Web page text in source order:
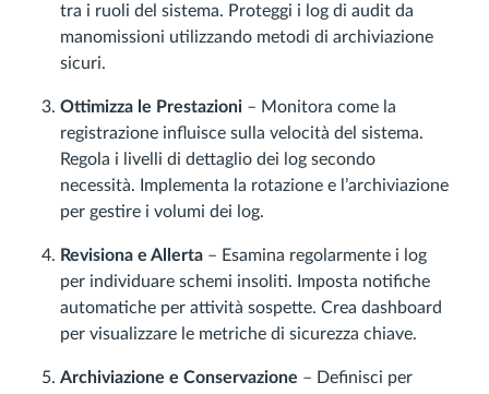
tra i ruoli del sistema. Proteggi i log di audit da
manomissioni utilizzando metodi di archiviazione
sicuri.
Ottimizza le Prestazioni – Monitora come la
registrazione influisce sulla velocità del sistema.
Regola i livelli di dettaglio dei log secondo
necessità. Implementa la rotazione e l’archiviazione
per gestire i volumi dei log.
Revisiona e Allerta – Esamina regolarmente i log
per individuare schemi insoliti. Imposta notifiche
automatiche per attività sospette. Crea dashboard
per visualizzare le metriche di sicurezza chiave.
Archiviazione e Conservazione – Definisci per